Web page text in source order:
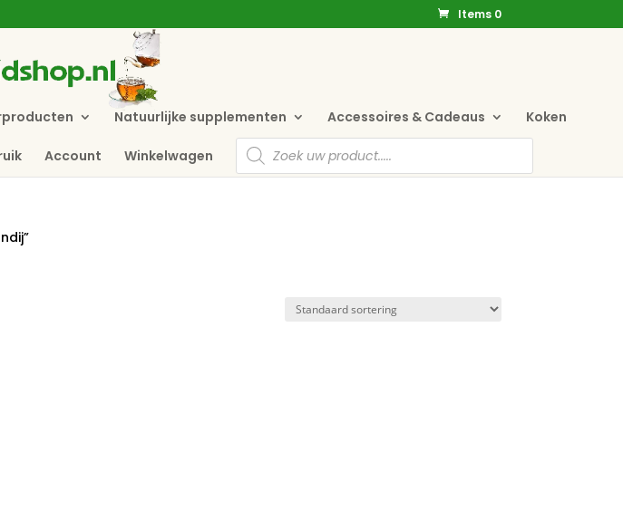
Items 0
Natuurlijke supplementen Accessoires & Cadeaus Koken
Account Winkelwagen
Producten
zoeken